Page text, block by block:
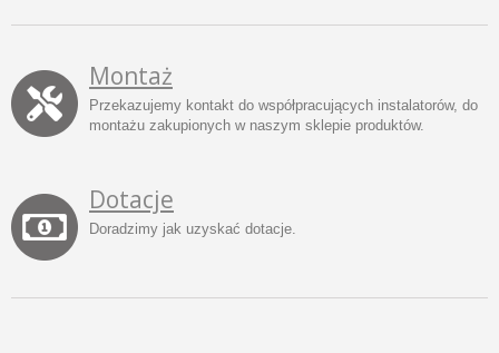
Montaż
Przekazujemy kontakt do współpracujących instalatorów, do
montażu zakupionych w naszym sklepie produktów.
Dotacje
Doradzimy jak uzyskać dotacje.